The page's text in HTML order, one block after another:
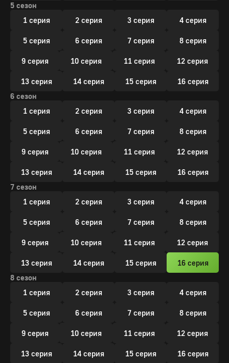
5 сезон
1 серия
2 серия 3 серия 4 серия
5 серия 6 серия 7 серия 8 серия
9 серия 10 серия 11 серия 12 серия
13 серия 14 серия 15 серия
16 серия
6 сезон
1 серия
2 серия 3 серия 4 серия
5 серия 6 серия 7 серия 8 серия
9 серия 10 серия 11 серия 12 серия
13 серия 14 серия 15 серия
16 серия
7 сезон
1 серия
2 серия 3 серия 4 серия
5 серия 6 серия 7 серия 8 серия
9 серия 10 серия 11 серия 12 серия
13 серия 14 серия 15 серия
16 серия
8 сезон
1 серия
2 серия 3 серия 4 серия
5 серия 6 серия 7 серия 8 серия
9 серия 10 серия 11 серия 12 серия
13 серия 14 серия 15 серия
16 серия